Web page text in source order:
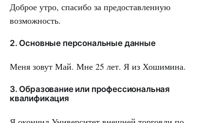
Доброе утро, спасибо за предоставленную
возможность.
2. Основные персональные данные
Меня зовут Май. Мне 25 лет. Я из Хошимина.
3. Образование или профессиональная
квалификация